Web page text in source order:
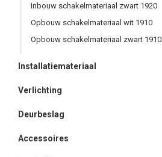
Inbouw schakelmateriaal zwart 1920
Opbouw schakelmateriaal wit 1910
Opbouw schakelmateriaal zwart 1910
Installatiemateriaal
Verlichting
Deurbeslag
Accessoires